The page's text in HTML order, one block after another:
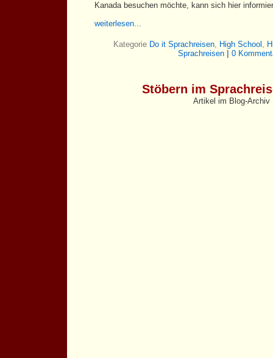
Kanada besuchen möchte, kann sich hier
weiterlesen...
Kategorie Do it Sprachreisen, High School ,
Sprachreisen
0
Stöbern im
Artikel im Blog-Archiv